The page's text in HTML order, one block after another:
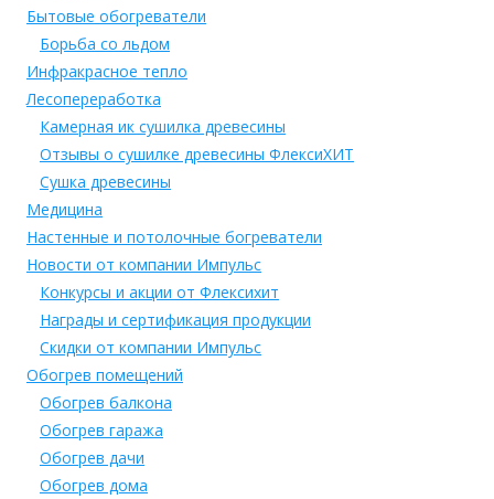
Бытовые обогреватели
Борьба со льдом
Инфракрасное тепло
Лесопереработка
Камерная ик сушилка древесины
Отзывы о сушилке древесины ФлексиХИТ
Сушка древесины
Медицина
Настенные и потолочные богреватели
Новости от компании Импульс
Конкурсы и акции от Флексихит
Награды и сертификация продукции
Скидки от компании Импульс
Обогрев помещений
Обогрев балкона
Обогрев гаража
Обогрев дачи
Обогрев дома